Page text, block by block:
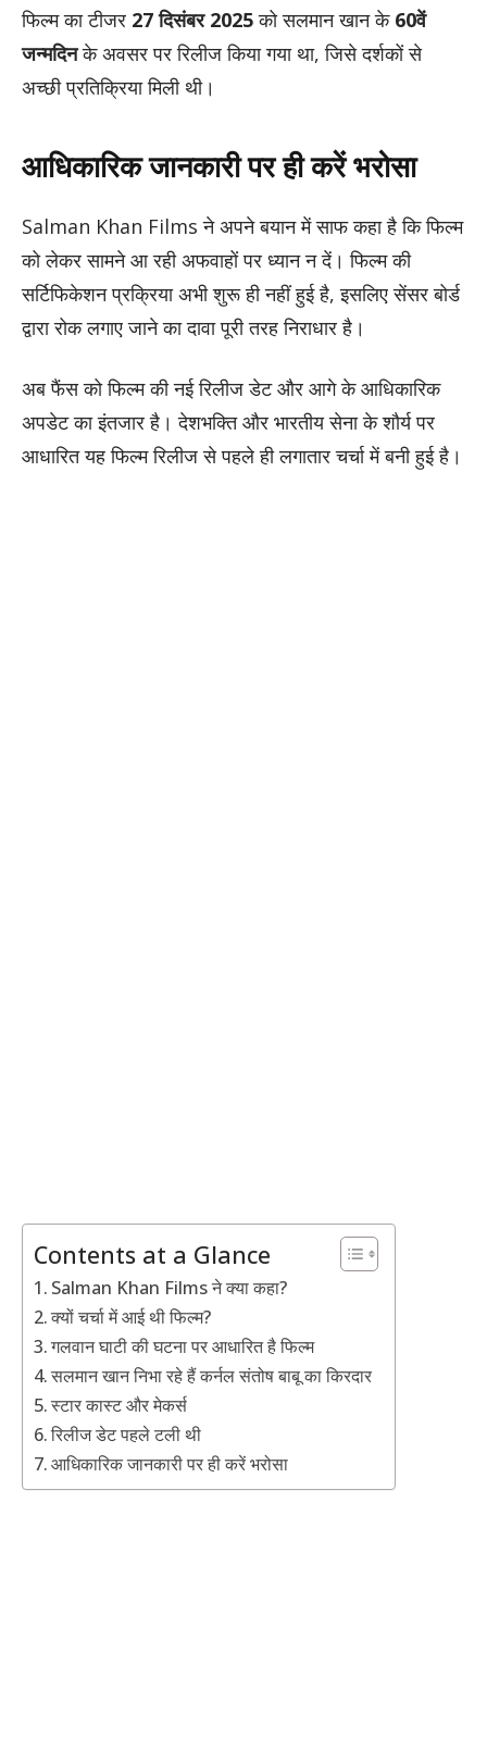
फिल्म का टीजर 27 दिसंबर 2025को सलमान खान के 60वें
जन्मदिनके अवसर पर रिलीज किया गया था, जिसे दर्शकों से
अच्छी प्रतिक्रिया मिली थी।
आधिकारिक जानकारी पर ही करें भरोसा
Salman Khan Films ने अपने बयान में साफ कहा है कि फिल्म
को लेकर सामने आ रही अफवाहों पर ध्यान न दें। फिल्म की
सर्टिफिकेशन प्रक्रिया अभी शुरू ही नहीं हुई है, इसलिए सेंसर बोर्ड
द्वारा रोक लगाए जाने का दावा पूरी तरह निराधार है।
अब फैंस को फिल्म की नई रिलीज डेट और आगे के आधिकारिक
अपडेट का इंतजार है। देशभक्ति और भारतीय सेना के शौर्य पर
आधारित यह फिल्म रिलीज से पहले ही लगातार चर्चा में बनी हुई है।
Contents at a Glance
Salman Khan Films ने क्या कहा?
क्यों चर्चा में आई थी फिल्म?
गलवान घाटी की घटना पर आधारित है फिल्म
सलमान खान निभा रहे हैं कर्नल संतोष बाबू का किरदार
स्टार कास्ट और मेकर्स
रिलीज डेट पहले टली थी
आधिकारिक जानकारी पर ही करें भरोसा